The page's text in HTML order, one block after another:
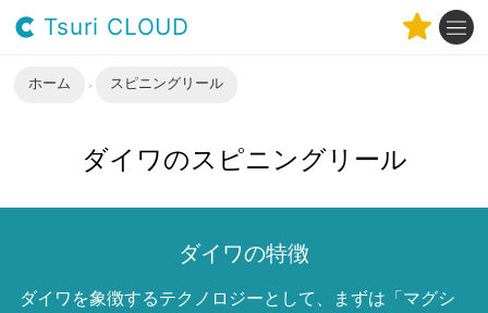
Tsuri CLOUD
ホーム スピニングリール
ダイワのスピニングリール
ダイワの特徴
ダイワを象徴するテクノロジーとして、まずは「マグシ